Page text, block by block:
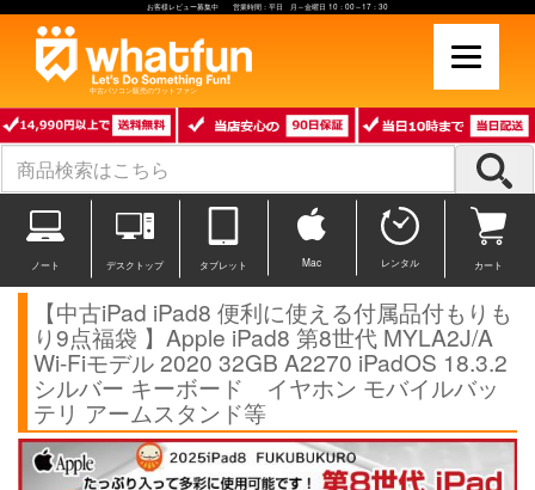
お客様レビュー募集中 営業時間：平日 月～金曜日 10：00～17：30
中古パソコン販売のワットファン
ノート デスクトップ タブレット Mac レンタル カート
【中古iPad iPad8 便利に使える付属品付もりも
り9点福袋 】Apple iPad8 第8世代 MYLA2J/A
Wi-Fiモデル 2020 32GB A2270 iPadOS 18.3.2
シルバー キーボード イヤホン モバイルバッ
テリ アームスタンド等